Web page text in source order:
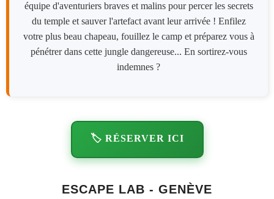
équipe d'aventuriers braves et malins pour percer les secrets
du temple et sauver l'artefact avant leur arrivée ! Enfilez
votre plus beau chapeau, fouillez le camp et préparez vous à
pénétrer dans cette jungle dangereuse... En sortirez-vous
indemnes ?
🏷️ RÉSERVER ICI
ESCAPE LAB - GENÈVE